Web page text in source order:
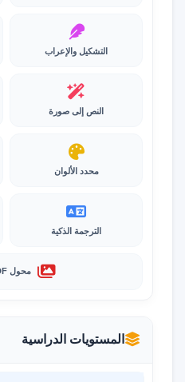
التشكيل والإعراب
النص إلى صورة
محدد الألوان
الترجمة الذكية
محول PDF إلى صور
المستويات الدراسية